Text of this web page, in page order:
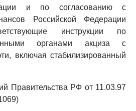
и по согласованию с
Российской Федерации
инструкции по
органами акциза с
включая стабилизированный
Правительства РФ от 11.03.97